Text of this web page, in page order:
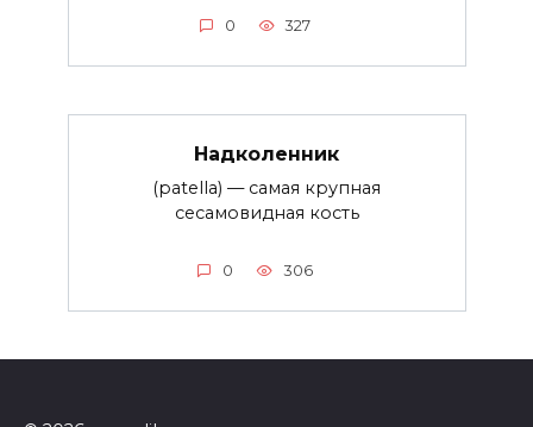
0 327
Надколенник
(patella) — самая крупная
сесамовидная кость
0 306